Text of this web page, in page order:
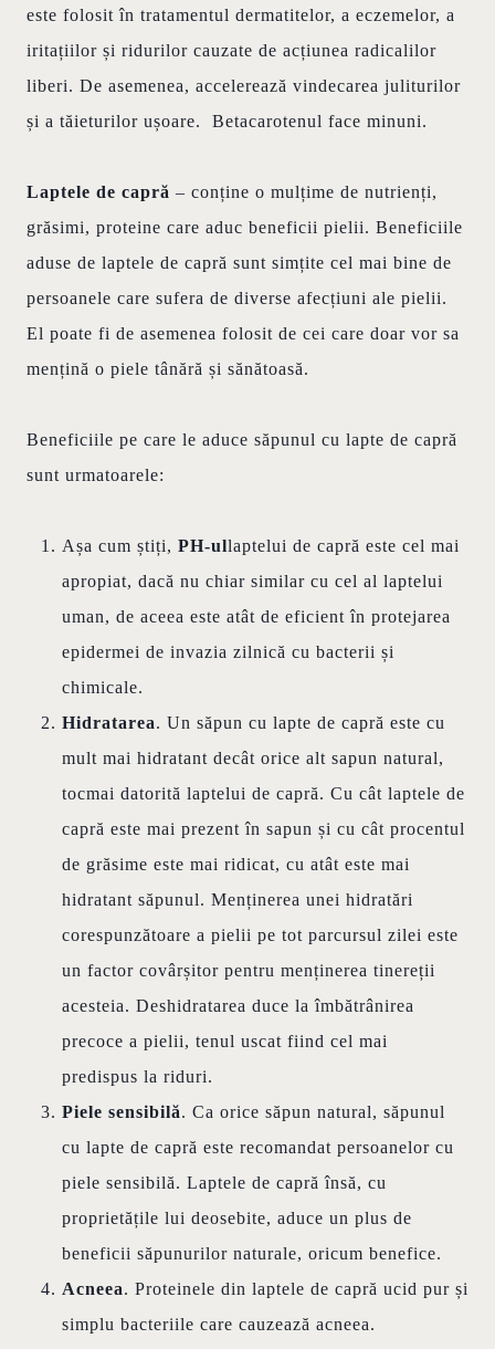
este folosit în tratamentul dermatitelor, a eczemelor, a
iritațiilor și ridurilor cauzate de acțiunea radicalilor
liberi. De asemenea, accelerează vindecarea juliturilor
și a tăieturilor ușoare. Betacarotenul face minuni.
Laptele de capră – conține o mulțime de nutrienți,
grăsimi, proteine care aduc beneficii pielii. Beneficiile
aduse de laptele de capră sunt simțite cel mai bine de
persoanele care sufera de diverse afecțiuni ale pielii.
El poate fi de asemenea folosit de cei care doar vor sa
mențină o piele tânără și sănătoasă.
Beneficiile pe care le aduce săpunul cu lapte de capră
sunt urmatoarele:
Așa cum știți, PH-ullaptelui de capră este cel mai
apropiat, dacă nu chiar similar cu cel al laptelui
uman, de aceea este atât de eficient în protejarea
epidermei de invazia zilnică cu bacterii și
chimicale.
Hidratarea. Un săpun cu lapte de capră este cu
mult mai hidratant decât orice alt sapun natural,
tocmai datorită laptelui de capră. Cu cât laptele de
capră este mai prezent în sapun și cu cât procentul
de grăsime este mai ridicat, cu atât este mai
hidratant săpunul. Menținerea unei hidratări
corespunzătoare a pielii pe tot parcursul zilei este
un factor covârșitor pentru menținerea tinereții
acesteia. Deshidratarea duce la îmbătrânirea
precoce a pielii, tenul uscat fiind cel mai
predispus la riduri.
Piele sensibilă. Ca orice săpun natural, săpunul
cu lapte de capră este recomandat persoanelor cu
piele sensibilă. Laptele de capră însă, cu
proprietățile lui deosebite, aduce un plus de
beneficii săpunurilor naturale, oricum benefice.
Acneea. Proteinele din laptele de capră ucid pur și
simplu bacteriile care cauzează acneea.